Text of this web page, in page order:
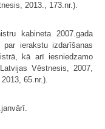
2013., 173.nr.).
kabineta 2007.gada
par ierakstu izdarīšanas
kā arī iesniedzamo
Vēstnesis, 2007,
65.nr.).